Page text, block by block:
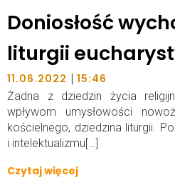
Doniosłość
liturgii
11.06.2022 | 15:46
Żadna z dziedzin życia
wpływom umysłowości
kościelnego, dziedzina liturgii.
i intelektualizmu[…]
Czytaj więcej